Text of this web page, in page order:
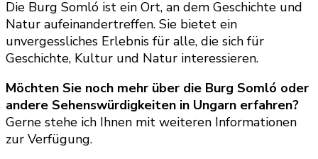
Die Burg Somló ist ein Ort, an dem Geschichte und
Natur aufeinandertreffen. Sie bietet ein
unvergessliches Erlebnis für alle, die sich für
Geschichte, Kultur und Natur interessieren.
Möchten Sie noch mehr über die Burg Somló oder
andere Sehenswürdigkeiten in Ungarn erfahren?
Gerne stehe ich Ihnen mit weiteren Informationen
zur Verfügung.